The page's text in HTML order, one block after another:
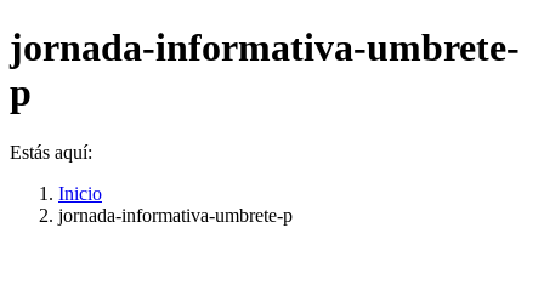
jornada-informativa-umbrete-
p
Estás aquí:
Inicio
jornada-informativa-umbrete-p